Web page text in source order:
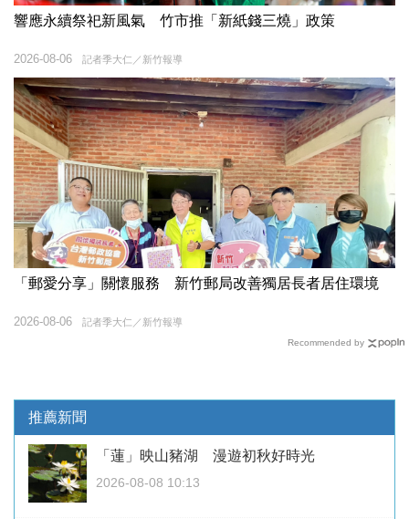
響應永續祭祀新風氣 竹市推「新紙錢三燒」政策
記者季大仁／新竹報導
2026-08-06
「郵愛分享」關懷服務 新竹郵局改善獨居長者居住環境
記者季大仁／新竹報導
2026-08-06
Recommended by
推薦新聞
「蓮」映山豬湖 漫遊初秋好時光
2026-08-08 10:13